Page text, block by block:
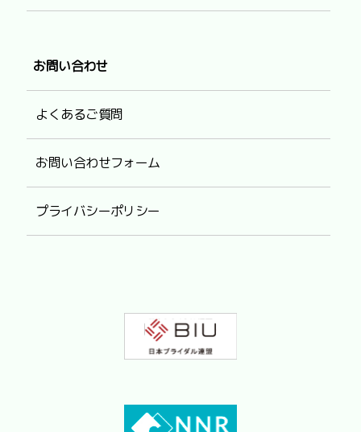
お問い合わせ
よくあるご質問
お問い合わせフォーム
プライバシーポリシー